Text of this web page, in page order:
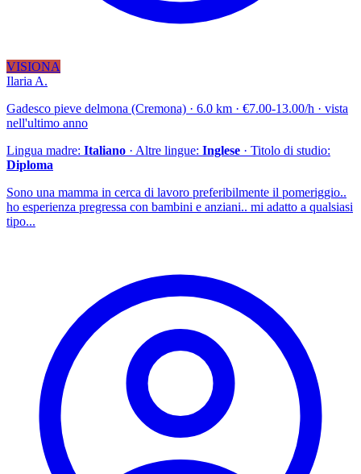
VISIONA
Ilaria A.
Gadesco pieve delmona (Cremona) · 6.0 km · €7.00-13.00/h · vista
nell'ultimo anno
Lingua madre: Italiano · Altre lingue: Inglese · Titolo di studio:
Diploma
Sono una mamma in cerca di lavoro preferibilmente il pomeriggio..
ho esperienza pregressa con bambini e anziani.. mi adatto a qualsiasi
tipo...